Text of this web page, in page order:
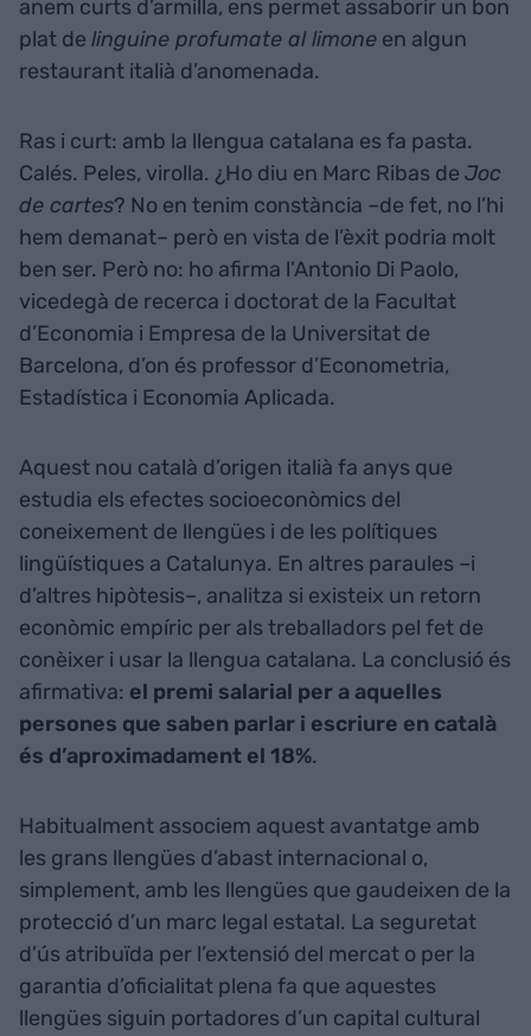
anem curts d’armilla, ens permet assaborir un bon
plat de linguine profumate al limone en algun
restaurant italià d’anomenada.
Ras i curt: amb la llengua catalana es fa pasta.
Calés. Peles, virolla. ¿Ho diu en Marc Ribas de Joc
de cartes? No en tenim constància –de fet, no l’hi
hem demanat– però en vista de l’èxit podria molt
ben ser. Però no: ho afirma l’Antonio Di Paolo,
vicedegà de recerca i doctorat de la Facultat
d’Economia i Empresa de la Universitat de
Barcelona, d’on és professor d’Econometria,
Estadística i Economia Aplicada.
Aquest nou català d’origen italià fa anys que
estudia els efectes socioeconòmics del
coneixement de llengües i de les polítiques
lingüístiques a Catalunya. En altres paraules –i
d’altres hipòtesis–, analitza si existeix un retorn
econòmic empíric per als treballadors pel fet de
conèixer i usar la llengua catalana. La conclusió és
afirmativa: el premi salarial per a aquelles
persones que saben parlar i escriure en català
és d’aproximadament el 18%.
Habitualment associem aquest avantatge amb
les grans llengües d’abast internacional o,
simplement, amb les llengües que gaudeixen de la
protecció d’un marc legal estatal. La seguretat
d’ús atribuïda per l’extensió del mercat o per la
garantia d’oficialitat plena fa que aquestes
llengües siguin portadores d’un capital cultural